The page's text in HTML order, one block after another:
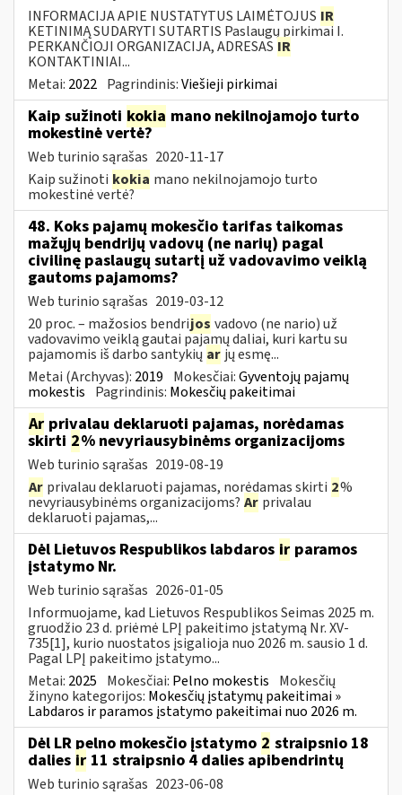
INFORMACIJA APIE NUSTATYTUS LAIMĖTOJUS IR
KETINIMĄ SUDARYTI SUTARTIS Paslaugų pirkimai I.
PERKANČIOJI ORGANIZACIJA, ADRESAS IR
KONTAKTINIAI...
Metai: 2022 Pagrindinis:Viešieji pirkimai
Kaip sužinoti kokia mano nekilnojamojo turto
mokestinė vertė?
Web turinio sąrašas 2020-11-17
Kaip sužinoti kokia mano nekilnojamojo turto
mokestinė vertė?
48. Koks pajamų mokesčio tarifas taikomas
mažųjų bendrijų vadovų (ne narių) pagal
civilinę paslaugų sutartį už vadovavimo veiklą
gautoms pajamoms?
Web turinio sąrašas 2019-03-12
20 proc. – mažosios bendrijos vadovo (ne nario) už
vadovavimo veiklą gautai pajamų daliai, kuri kartu su
pajamomis iš darbo santykių ar jų esmę...
Metai (Archyvas): 2019 Mokesčiai:Gyventojų pajamų
mokestis Pagrindinis: Mokesčių pakeitimai
Ar privalau deklaruoti pajamas, norėdamas
skirti 2% nevyriausybinėms organizacijoms
Web turinio sąrašas 2019-08-19
Ar privalau deklaruoti pajamas, norėdamas skirti 2%
nevyriausybinėms organizacijoms? Ar privalau
deklaruoti pajamas,...
Dėl Lietuvos Respublikos labdaros ir paramos
įstatymo Nr.
Web turinio sąrašas 2026-01-05
Informuojame, kad Lietuvos Respublikos Seimas 2025 m.
gruodžio 23 d. priėmė LPĮ pakeitimo įstatymą Nr. XV-
735[1], kurio nuostatos įsigalioja nuo 2026 m. sausio 1 d.
Pagal LPĮ pakeitimo įstatymo...
Metai: 2025 Mokesčiai: Pelno mokestis Mokesčių
žinyno kategorijos: Mokesčių įstatymų pakeitimai »
Labdaros ir paramos įstatymo pakeitimai nuo 2026 m.
Dėl LR pelno mokesčio įstatymo 2 straipsnio 18
dalies ir 11 straipsnio 4 dalies apibendrintų
Web turinio sąrašas 2023-06-08